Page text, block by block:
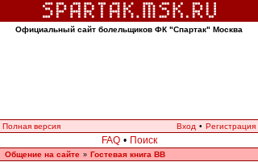
Официальный сайт болельщиков ФК "Спартак" Москва
Полная версия Вход • Регистрация
FAQ • Поиск
Общение на сайте » Гостевая книга ВВ